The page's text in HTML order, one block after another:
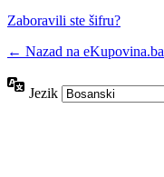
Zaboravili ste šifru?
← Nazad na eKupovina.ba
Jezik